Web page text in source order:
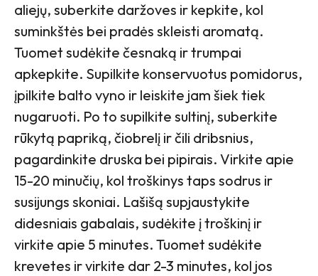
aliejų, suberkite daržoves ir kepkite, kol
suminkštės bei pradės skleisti aromatą.
Tuomet sudėkite česnaką ir trumpai
apkepkite. Supilkite konservuotus pomidorus,
įpilkite balto vyno ir leiskite jam šiek tiek
nugaruoti. Po to supilkite sultinį, suberkite
rūkytą papriką, čiobrelį ir čili dribsnius,
pagardinkite druska bei pipirais. Virkite apie
15-20 minučių, kol troškinys taps sodrus ir
susijungs skoniai. Lašišą supjaustykite
didesniais gabalais, sudėkite į troškinį ir
virkite apie 5 minutes. Tuomet sudėkite
krevetes ir virkite dar 2-3 minutes, kol jos